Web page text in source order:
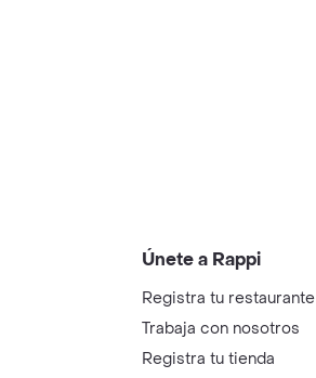
Únete a Rappi
Registra tu restaurante
Trabaja con nosotros
Registra tu tienda